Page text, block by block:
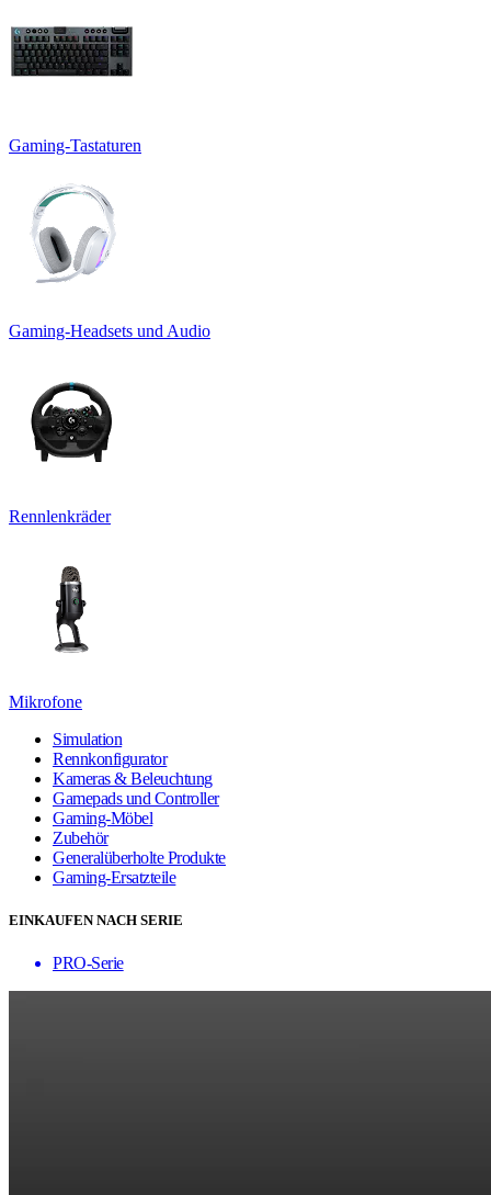
Gaming-Tastaturen
Gaming-Headsets und Audio
Rennlenkräder
Mikrofone
Simulation
Rennkonfigurator
Kameras & Beleuchtung
Gamepads und Controller
Gaming-Möbel
Zubehör
Generalüberholte Produkte
Gaming-Ersatzteile
EINKAUFEN NACH SERIE
PRO-Serie